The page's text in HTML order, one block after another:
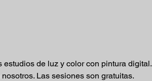
de luz y color con pintura digital.
Las sesiones son gratuitas.